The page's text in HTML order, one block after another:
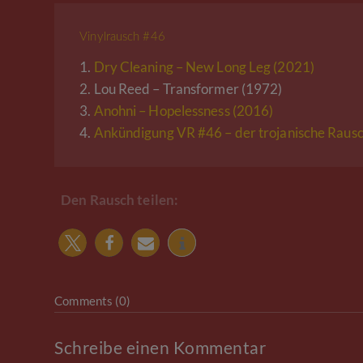
Vinylrausch #46
1. Dry Cleaning – New Long Leg (2021)
2. Lou Reed – Transformer (1972)
3. Anohni – Hopelessness (2016)
4. Ankündigung VR #46 – der trojanische
Den Rausch teilen:
Comments (0)
Schreibe einen Kommentar